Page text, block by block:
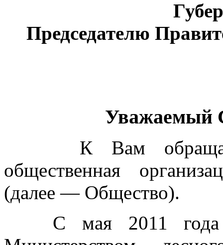
Председателю
Уважаемый
К Вам обращается
общественная
(далее — Общество).
С мая 2011 года